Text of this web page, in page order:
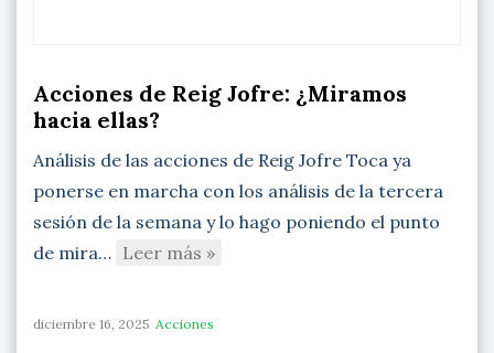
Acciones de Reig Jofre: ¿Miramos
hacia ellas?
Análisis de las acciones de Reig Jofre Toca ya
ponerse en marcha con los análisis de la tercera
sesión de la semana y lo hago poniendo el punto
de mira… Leer más »
diciembre 16, 2025 Acciones